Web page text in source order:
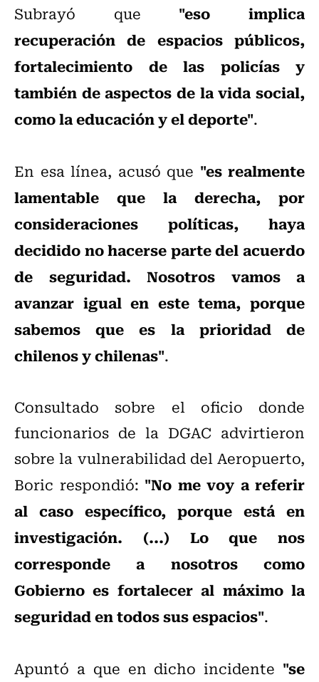
Subrayó que "eso implica
recuperación de espacios públicos,
fortalecimiento de las policías y
también de aspectos de la vida social,
como la educación y el deporte".
En esa línea, acusó que "es realmente
lamentable que la derecha, por
consideraciones políticas, haya
decidido no hacerse parte del acuerdo
de seguridad. Nosotros vamos a
avanzar igual en este tema, porque
sabemos que es la prioridad de
chilenos y chilenas".
Consultado sobre el oficio donde
funcionarios de la DGAC advirtieron
sobre la vulnerabilidad del Aeropuerto,
Boric respondió: "No me voy a referir
al caso específico, porque está en
investigación. (...) Lo que nos
corresponde a nosotros como
Gobierno es fortalecer al máximo la
seguridad en todos sus espacios".
Apuntó a que en dicho incidente "se